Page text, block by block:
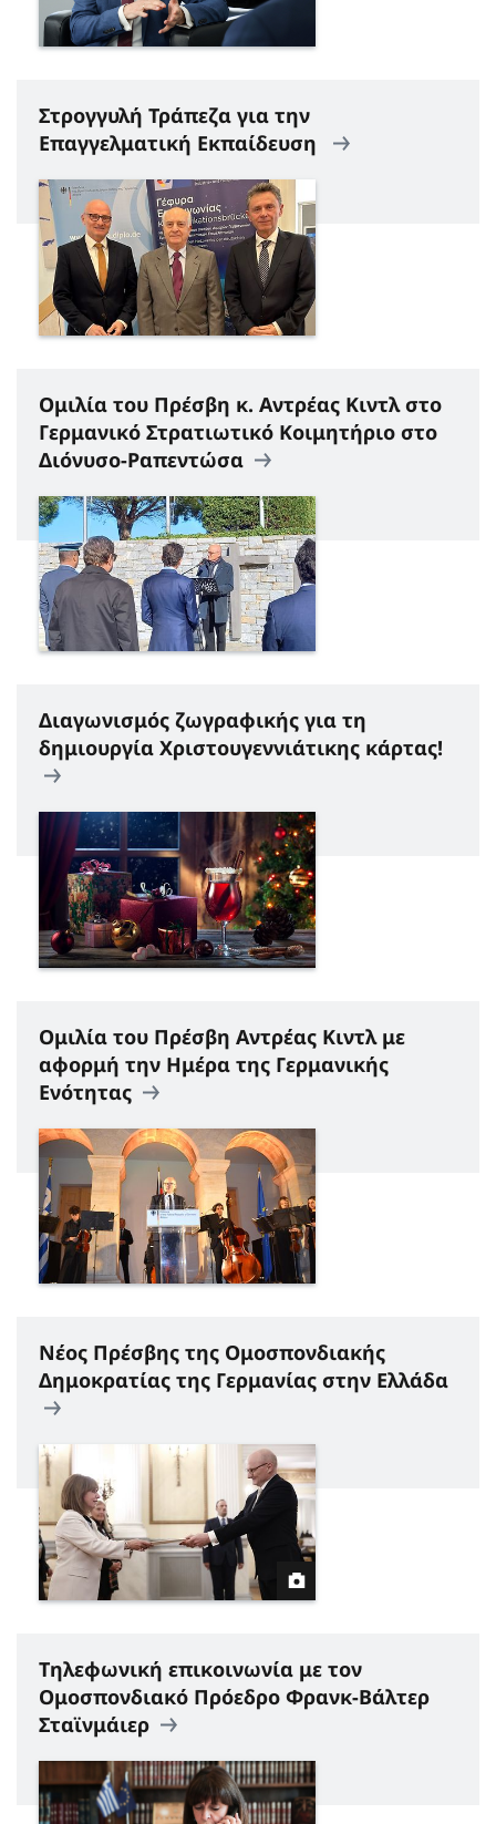
Στρογγυλή Τράπεζα για την
Επαγγελματική Εκπαίδευση
Ομιλία του Πρέσβη κ. Αντρέας Κιντλ στο
Γερμανικό Στρατιωτικό Κοιμητήριο στο
Διόνυσο-Ραπεντώσα
Διαγωνισμός ζωγραφικής για τη
δημιουργία Χριστουγεννιάτικης κάρτας!
Ομιλία του Πρέσβη Αντρέας Κιντλ με
αφορμή την Ημέρα της Γερμανικής
Ενότητας
Νέος Πρέσβης της Ομοσπονδιακής
Δημοκρατίας της Γερμανίας στην Ελλάδα
Τηλεφωνική επικοινωνία με τον
Ομοσπονδιακό Πρόεδρο Φρανκ-Βάλτερ
Σταϊνμάιερ